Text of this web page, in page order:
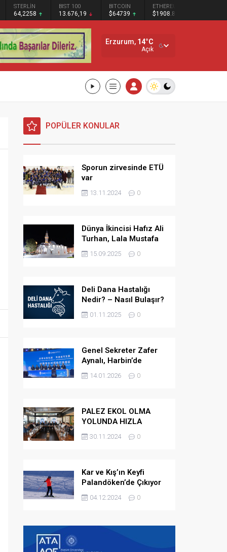
STERLİN
64,2258
BIST 100
13.676,19
BITCOIN
$64739
ETHEREUM
$1908.87
Erzurum, 14°C
Açık
POPÜLER KONULAR
Sporun zirvesinde ETÜ
var
13.11.2024 0
Dünya İkincisi Hafız Ali
Turhan, Lala Mustafa
Paşa Camii’ne Atandı
15.09.2025 0
Deli Dana Hastalığı
Nedir? – Nasıl Bulaşır?
– Belirtileri Nelerdir? –
Tedavi Yöntemleri
01.11.2025 0
Genel Sekreter Zafer
Aynalı, Harbin’de
Küresel Belediye
Başkanları Diyaloğu’na
14.01.2026 0
PALEZ EKOL OLMA
YOLUNDA HIZLA
İLERLİYOR
30.11.2024 0
Kar ve Kış’ın Keyfi
Palandöken’de Çıkıyor
04.12.2024 0